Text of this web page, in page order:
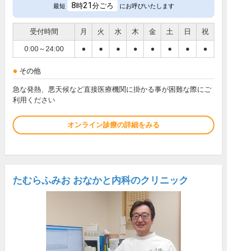
最短 8時21分ごろ にお呼びいたします
受付時間 月 火 水 木 金 土 日 祝
0:00～24:00 ● ● ● ● ● ● ● ●
その他
急な発熱、悪天候など直接医療機関に掛かる事が困難な際にご
利用ください
オンライン診療の詳細をみる
たむらふみお おなかと内科のクリニック